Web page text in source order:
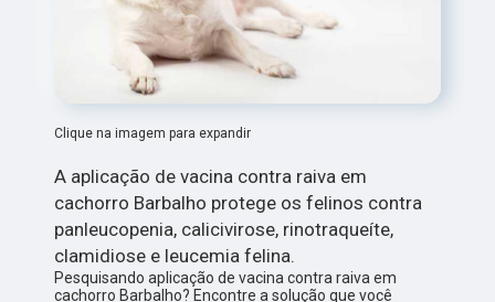
Clique na imagem para expandir
A aplicação de vacina contra raiva em
cachorro Barbalho protege os felinos contra
panleucopenia, calicivirose, rinotraqueíte,
clamidiose e leucemia felina.
Pesquisando aplicação de vacina contra raiva em
cachorro Barbalho? Encontre a solução que você